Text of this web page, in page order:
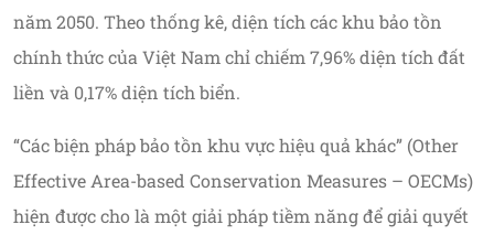
năm 2050. Theo thống kê, diện tích các khu bảo tồn
chính thức của Việt Nam chỉ chiếm 7,96% diện tích đất
liền và 0,17% diện tích biển.
“Các biện pháp bảo tồn khu vực hiệu quả khác” (Other
Effective Area-based Conservation Measures – OECMs)
hiện được cho là một giải pháp tiềm năng để giải quyết